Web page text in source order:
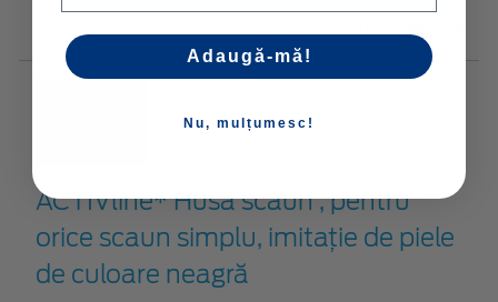
Vezi detalii
ACTIVline* Husă scaun , pentru
orice scaun simplu, imitație de piele
de culoare neagră
Adaugă-mă!
Nu, mulțumesc!